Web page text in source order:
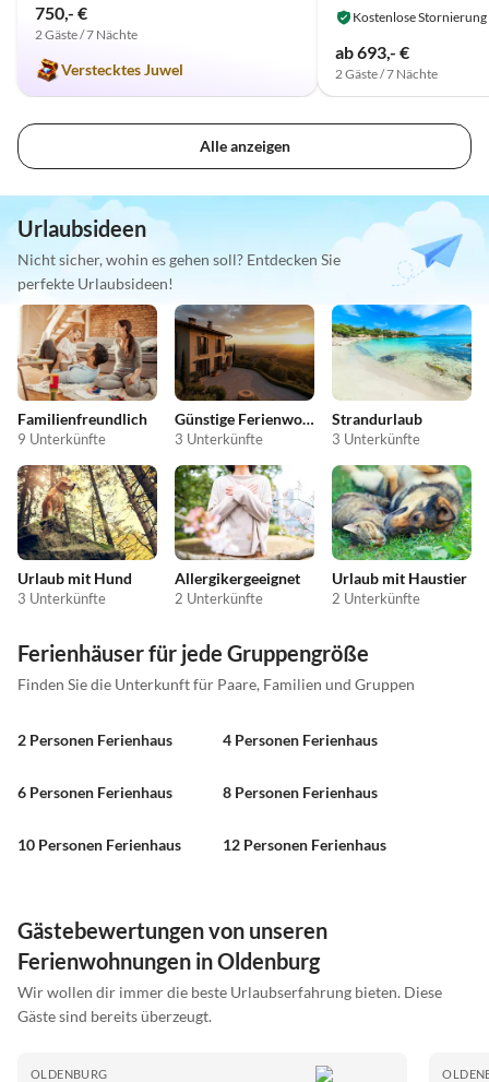
750,- €
2 Gäste / 7 Nächte
Verstecktes Juwel
Kostenlose Stornierung
ab 693,- €
2 Gäste / 7 Nächte
Alle anzeigen
Urlaubsideen
Nicht sicher, wohin es gehen soll? Entdecken Sie
perfekte Urlaubsideen!
Familienfreundlich
9 Unterkünfte
Günstige Ferienwohnungen
3 Unterkünfte
Strandurlaub
3 Unterkünfte
Urlaub mit Hund
3 Unterkünfte
Allergikergeeignet
2 Unterkünfte
Urlaub mit Haustier
2 Unterkünfte
Ferienhäuser für jede Gruppengröße
Finden Sie die Unterkunft für Paare, Familien und Gruppen
2 Personen Ferienhaus 4 Personen Ferienhaus
6 Personen Ferienhaus 8 Personen Ferienhaus
10 Personen Ferienhaus 12 Personen Ferienhaus
Gästebewertungen von unseren
Ferienwohnungen in Oldenburg
Wir wollen dir immer die beste Urlaubserfahrung bieten. Diese
Gäste sind bereits überzeugt.
OLDENBURG